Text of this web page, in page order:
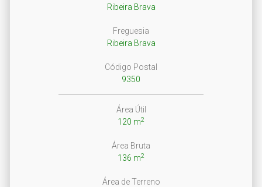
Ribeira Brava
Freguesia
Ribeira Brava
Código Postal
9350
Área Útil
120 m2
Área Bruta
136 m2
Área de Terreno